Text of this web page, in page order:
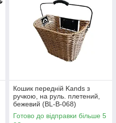
Кошик передній Kands з
ручкою, на руль. плетений,
бежевий (BL-B-068)
Готово до відправки більше 5